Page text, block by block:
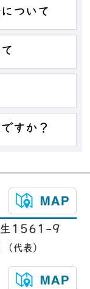
ついて
すか？
1561-9
（代表）